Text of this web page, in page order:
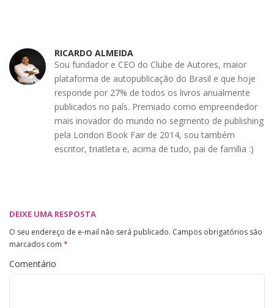
RICARDO ALMEIDA
Sou fundador e CEO do Clube de Autores, maior
plataforma de autopublicação do Brasil e que hoje
responde por 27% de todos os livros anualmente
publicados no país. Premiado como empreendedor
mais inovador do mundo no segmento de publishing
pela London Book Fair de 2014, sou também
escritor, triatleta e, acima de tudo, pai de família :)
DEIXE UMA RESPOSTA
O seu endereço de e-mail não será publicado. Campos obrigatórios são
marcados com *
Comentário